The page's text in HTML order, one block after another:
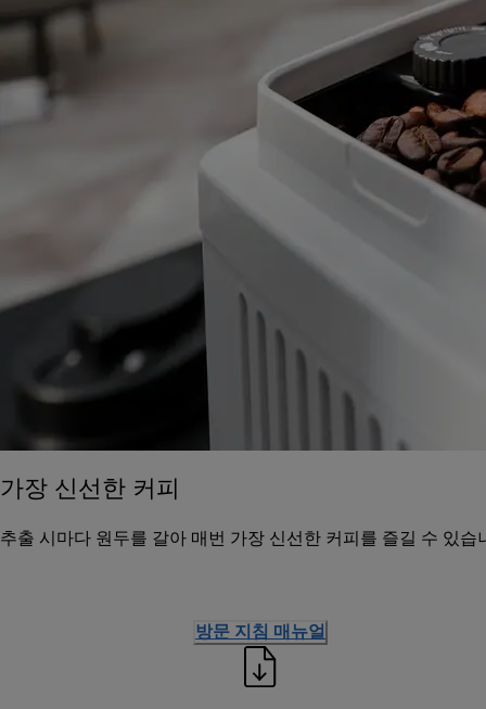
가장 신선한 커피
추출 시마다 원두를 갈아 매번 가장 신선한 커피를 즐길 수 있
방문 지침 매뉴얼